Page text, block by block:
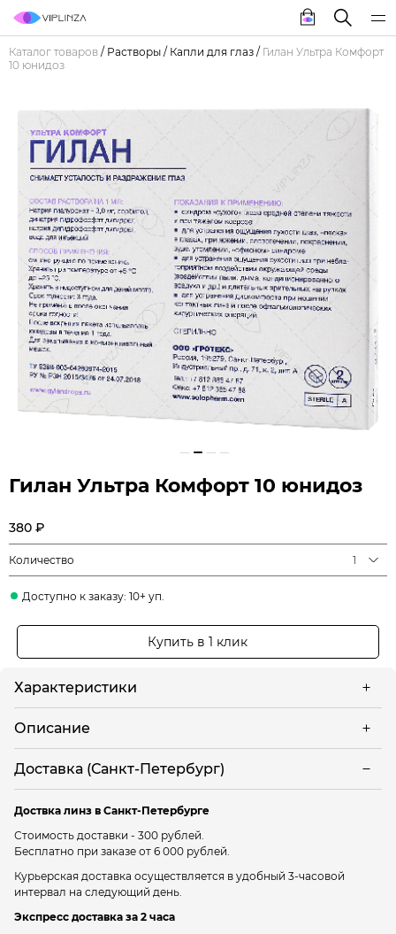
Каталог товаров / Растворы / Капли для глаз / Гилан Ультра Комфорт
10 юнидоз
Гилан Ультра Комфорт 10 юнидоз
380 ₽
Количество 1
Доступно к заказу: 10+ уп.
Купить в 1 клик
Характеристики
Описание
Доставка (Санкт-Петербург)
Доствка линз в Санкт-Петербурге
Стоимость доставки - 300 рублей.
Бесплатно при заказе от 6 000 рублей.
Курьерская доставка осуществляется в удобный 3-часовой
интервал на следующий день.
Экспресс доставка за 2 часа